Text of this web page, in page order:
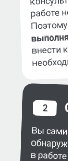
работе
внести
2
Вы
в работе